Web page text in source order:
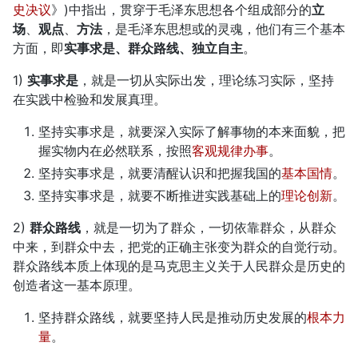
史决议》)中指出，贯穿于毛泽东思想各个组成部分的立
场、 观点、 方法，是毛泽东思想或的灵魂，他们有三个基本
方面，即实事求是、群众路线、独立自主。
1) 实事求是 ，就是一切从实际出发，理论练习实际，坚持
在实践中检验和发展真理。
坚持实事求是，就要深入实际了解事物的本来面貌，把
握实物内在必然联系，按照客观规律办事。
坚持实事求是，就要清醒认识和把握我国的基本国情。
坚持实事求是，就要不断推进实践基础上的理论创新。
2) 群众路线 ，就是一切为了群众，一切依靠群众，从群众
中来，到群众中去，把党的正确主张变为群众的自觉行动。
群众路线本质上体现的是马克思主义关于人民群众是历史的
创造者这一基本原理。
坚持群众路线，就要坚持人民是推动历史发展的根本力
量。